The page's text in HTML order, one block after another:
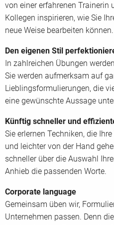
von einer erfahrenen
Kollegen inspirieren, wie Sie
neue Weise bearbeiten können.
Den eigenen Stil
In zahlreichen Übungen
Sie werden aufmerksam auf
Lieblingsformulierungen, die
eine gewünschte Aussage
Künftig schneller und
Sie erlernen Techniken, die
und leichter von der Hand
schneller über die Auswahl
Anhieb die passenden Worte.
Corporate language
Gemeinsam üben wir,
Unternehmen passen. Denn